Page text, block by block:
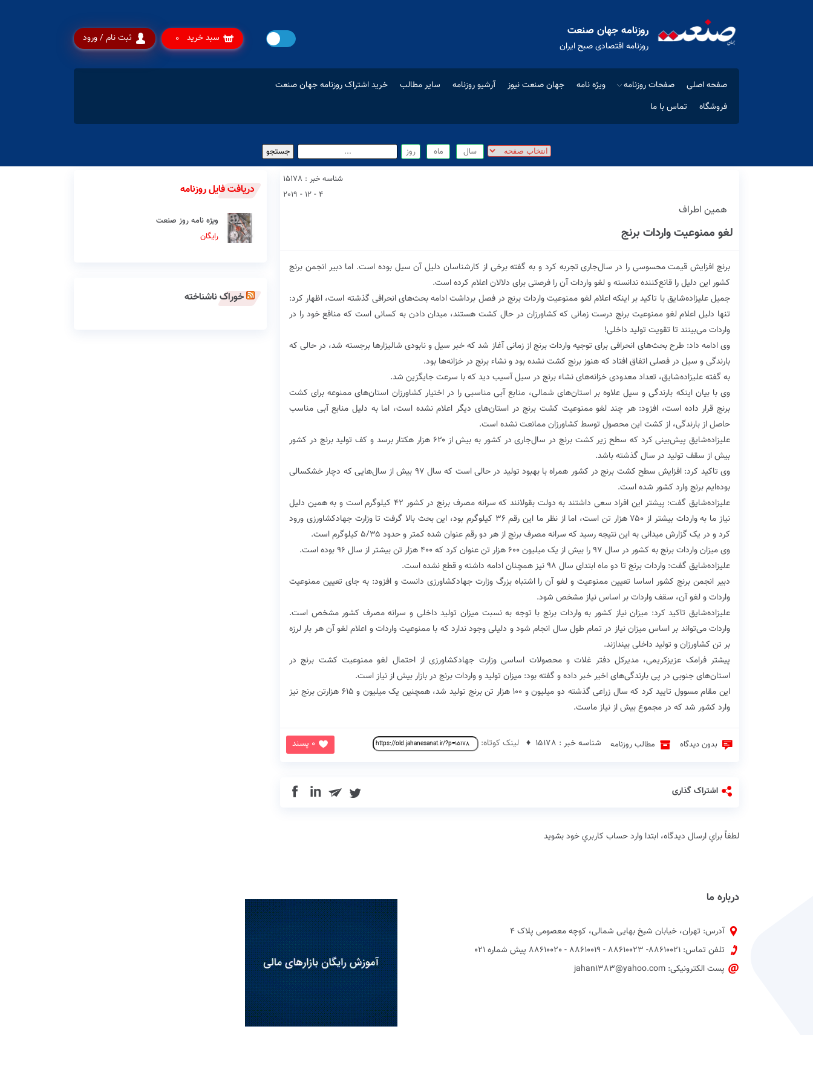
روزنامه جهان صنعت
روزنامه اقتصادی صبح ایران
ثبت نام / ورود سبد خرید 0
صفحه اصلی صفحات روزنامه ویژه نامه جهان صنعت نیوز آرشیو روزنامه سایر مطالب
خرید اشتراک روزنامه جهان صنعت
فروشگاه
تماس با ما
شناسه خبر : 15178
4 - 12 - 2019
همین اطراف
لغو ممنوعیت واردات برنج
برنج افزایش قیمت محسوسی را در سال‌جاری تجربه کرد و به گفته برخی از کارشناسان دلیل آن سیل بوده است‌. اما دبیر انجمن برنج
کشور این دلیل را قانع‌کننده ندانسته و لغو واردات آن را فرصتی برای دلالان اعلام کرده است.
جمیل علیزاده‌شایق با تاکید بر اینکه اعلام لغو ممنوعیت واردات برنج در فصل برداشت ادامه بحث‌های انحرافی گذشته است، اظهار کرد:
تنها دلیل اعلام لغو ممنوعیت برنج درست زمانی که کشاورزان در حال کشت هستند، میدان دادن به کسانی است که منافع خود را در
واردات می‌بینند تا تقویت تولید داخلی!
وی ادامه داد: طرح بحث‌های انحرافی برای توجیه واردات برنج از زمانی آغاز شد که خبر سیل و نابودی شالیزارها برجسته شد، در حالی که
بارندگی و سیل در فصلی اتفاق افتاد که هنوز برنج کشت نشده بود و نشاء‌ برنج در خزانه‌ها بود.
به گفته علیزاده‌شایق، تعداد معدودی خزانه‌های نشاء برنج در سیل آسیب دید که با سرعت جایگزین شد.
وی با بیان اینکه بارندگی و سیل علاوه بر استان‌های شمالی، منابع آبی مناسبی را در اختیار کشاورزان استان‌های ممنوعه برای کشت
برنج قرار داده است، افزود: هر چند لغو ممنوعیت کشت برنج در استان‌های دیگر اعلام نشده است، اما به دلیل منابع آبی مناسب
حاصل از بارندگی، از کشت این محصول توسط کشاورزان ممانعت نشده است.
علیزاده‌شایق پیش‌بینی کرد که سطح زیر کشت برنج در سال‌جاری در کشور به بیش از ۶۲۰ هزار هکتار برسد و کف تولید برنج در کشور
بیش از سقف تولید در سال گذشته باشد.
وی تاکید کرد: افزایش سطح کشت برنج در کشور همراه با بهبود تولید در حالی است که سال ۹۷ بیش از سال‌هایی که دچار خشکسالی
بوده‌ایم برنج وارد کشور شده است.
علیزاده‌شایق گفت: پیشتر این افراد سعی داشتند به دولت بقولانند که سرانه مصرف برنج در کشور ۴۲ کیلوگرم است و به همین دلیل
نیاز ما به واردات بیشتر از ۷۵۰ هزار تن است، اما از نظر ما این رقم ۳۶ کیلوگرم بود، این بحث بالا گرفت تا وزارت‌ جهادکشاورزی ورود
کرد و در یک گزارش میدانی به این نتیجه رسید که سرانه مصرف برنج از هر دو رقم عنوان شده کمتر و حدود ۵/۳۵ کیلوگرم است.
وی میزان واردات برنج به کشور در سال ۹۷ را بیش از یک میلیون ۶۰۰ هزار تن عنوان کرد که ۴۰۰ هزار تن بیشتر از سال ۹۶ بوده است.
علیزاده‌شایق گفت: واردات برنج تا دو ماه ابتدای سال ۹۸ نیز همچنان ادامه داشته و قطع نشده است.
دبیر انجمن برنج کشور اساسا تعیین ممنوعیت و لغو آن را اشتباه بزرگ وزارت جهادکشاورزی دانست و افزود: به جای تعیین ممنوعیت
واردات و لغو آن، سقف واردات بر اساس نیاز مشخص شود.
علیزاده‌شایق تاکید کرد: میزان نیاز کشور به واردات برنج با توجه به نسبت میزان تولید داخلی و سرانه مصرف کشور مشخص است.
واردات می‌تواند بر اساس میزان نیاز در تمام طول سال انجام شود و دلیلی وجود ندارد که با ممنوعیت واردات و اعلام لغو آن هر بار لرزه
بر تن کشاورزان و تولید داخلی بیندازند.
پیشتر فرامک عزیزکریمی، مدیرکل دفتر غلات و محصولات اساسی وزارت جهادکشاورزی از احتمال لغو ممنوعیت کشت برنج در
استان‌های جنوبی در پی بارندگی‌های اخیر خبر داده و گفته بود: میزان تولید و واردات برنج در بازار بیش از نیاز است.
این مقام مسوول تایید کرد که سال زراعی گذشته دو میلیون و ۱۰۰ هزار تن برنج تولید شد، همچنین یک میلیون و ۶۱۵ هزارتن برنج نیز
وارد کشور شد که در مجموع بیش از نیاز ماست.
بدون دیدگاه مطالب روزنامه 0 پسند شناسه خبر : 15178 ♦ لینک کوتاه:
اشتراک گذاری in
لطفاً براي ارسال دیدگاه، ابتدا وارد حساب كاربري خود بشويد
دریافت فایل روزنامه
ویژه نامه روز صنعت
رایگان
خوراک ناشناخته
درباره ما
آدرس: تهران، خیابان شیخ بهایی شمالی، کوچه معصومی پلاک 4
تلفن تماس: 88610021- 88610023 - 88610019 - 88610020 پیش شماره 021
پست الکترونیکی: jahan1383@yahoo.com